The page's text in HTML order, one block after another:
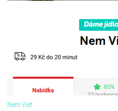
Nem Viet